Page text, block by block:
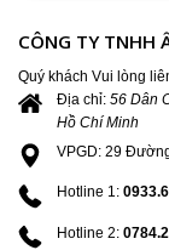
CÔNG TY TNHH
Quý khách Vui lòng
Địa chỉ: 56 Dân
Hồ Chí Minh
VPGD: 29
Hotline 1:
Hotline 2: